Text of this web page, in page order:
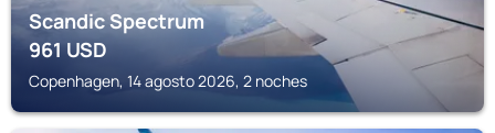
Scandic Spectrum
961USD
Copenhagen, 14 agosto 2026, 2 noches